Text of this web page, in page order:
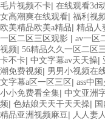
毛片视频不卡| 在线观看3d
女高潮爽在线观看| 福利视
欧美精品欧美a精品| 精品人
一区二区三区观影 | av一区
视频| 56精品久久一区二区
卡不卡| 中文字幕av天天操|
潮免费视频| 男男小视频在
文字幕a区一区三区 | ass中
小小免费看全集| 中文亚洲
频| 色姑娘天天干天天操|
精品亚洲视频麻豆| 人人妻